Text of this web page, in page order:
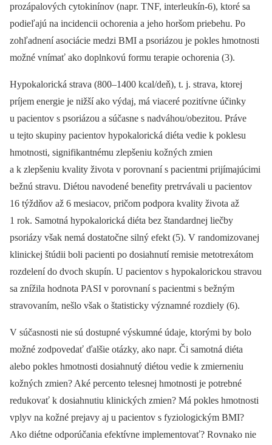
prozápalových cytokinínov (napr. TNF, interleukín-6), ktoré sa
podieľajú na incidencii ochorenia a jeho horšom priebehu. Po
zohľadnení asociácie medzi BMI a psoriázou je pokles hmotnosti
možné vnímať ako doplnkovú formu terapie ochorenia (3).
Hypokalorická strava (800–1400 kcal/deň), t. j. strava, ktorej
príjem energie je nižší ako výdaj, má viaceré pozitívne účinky
u pacientov s psoriázou a súčasne s nadváhou/obezitou. Práve
u tejto skupiny pacientov hypokalorická diéta vedie k poklesu
hmotnosti, signifikantnému zlepšeniu kožných zmien
a k zlepšeniu kvality života v porovnaní s pacientmi prijímajúcimi
bežnú stravu. Diétou navodené benefity pretrvávali u pacientov
16 týždňov až 6 mesiacov, pričom podpora kvality života až
1 rok. Samotná hypokalorická diéta bez štandardnej liečby
psoriázy však nemá dostatočne silný efekt (5). V randomizovanej
klinickej štúdii boli pacienti po dosiahnutí remisie metotrexátom
rozdelení do dvoch skupín. U pacientov s hypokalorickou stravou
sa znížila hodnota PASI v porovnaní s pacientmi s bežným
stravovaním, nešlo však o štatisticky významné rozdiely (6).
V súčasnosti nie sú dostupné výskumné údaje, ktorými by bolo
možné zodpovedať ďalšie otázky, ako napr. Či samotná diéta
alebo pokles hmotnosti dosiahnutý diétou vedie k zmierneniu
kožných zmien? Aké percento telesnej hmotnosti je potrebné
redukovať k dosiahnutiu klinických zmien? Má pokles hmotnosti
vplyv na kožné prejavy aj u pacientov s fyziologickým BMI?
Ako diétne odporúčania efektívne implementovať? Rovnako nie